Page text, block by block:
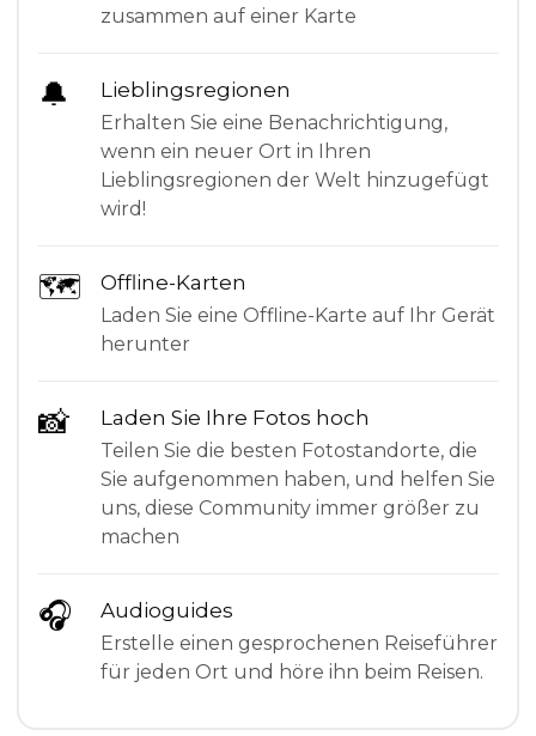
zusammen auf einer Karte
🔔 Lieblingsregionen
Erhalten Sie eine Benachrichtigung,
wenn ein neuer Ort in Ihren
Lieblingsregionen der Welt hinzugefügt
wird!
🗺 Offline-Karten
Laden Sie eine Offline-Karte auf Ihr Gerät
herunter
📸 Laden Sie Ihre Fotos hoch
Teilen Sie die besten Fotostandorte, die
Sie aufgenommen haben, und helfen Sie
uns, diese Community immer größer zu
machen
🎧 Audioguides
Erstelle einen gesprochenen Reiseführer
für jeden Ort und höre ihn beim Reisen.